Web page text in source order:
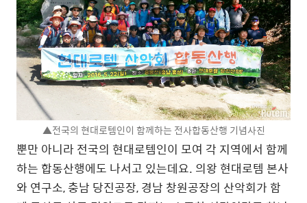
▲전국의 현대로템인이 함께하는 전사합동산행 기념사진
뿐만 아니라 전국의 현대로템인이 모여 각 지역에서 함께
하는 합동산행에도 나서고 있는데요. 의왕 현대로템 본사
와 연구소, 충남 당진공장, 경남 창원공장의 산악회가 함